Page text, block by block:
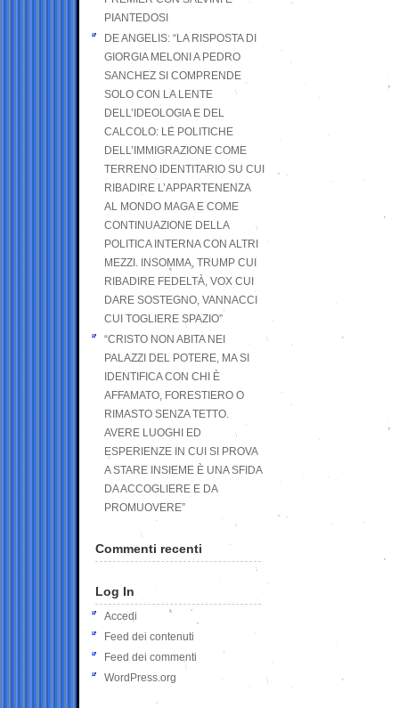
PIANTEDOSI
DE ANGELIS: “LA RISPOSTA DI
GIORGIA MELONI A PEDRO
SANCHEZ SI COMPRENDE
SOLO CON LA LENTE
DELL’IDEOLOGIA E DEL
CALCOLO: LE POLITICHE
DELL’IMMIGRAZIONE COME
TERRENO IDENTITARIO SU CUI
RIBADIRE L’APPARTENENZA
AL MONDO MAGA E COME
CONTINUAZIONE DELLA
POLITICA INTERNA CON ALTRI
MEZZI. INSOMMA, TRUMP CUI
RIBADIRE FEDELTÀ, VOX CUI
DARE SOSTEGNO, VANNACCI
CUI TOGLIERE SPAZIO”
“CRISTO NON ABITA NEI
PALAZZI DEL POTERE, MA SI
IDENTIFICA CON CHI È
AFFAMATO, FORESTIERO O
RIMASTO SENZA TETTO.
AVERE LUOGHI ED
ESPERIENZE IN CUI SI PROVA
A STARE INSIEME È UNA SFIDA
DA ACCOGLIERE E DA
PROMUOVERE”
Commenti recenti
Log In
Accedi
Feed dei contenuti
Feed dei commenti
WordPress.org